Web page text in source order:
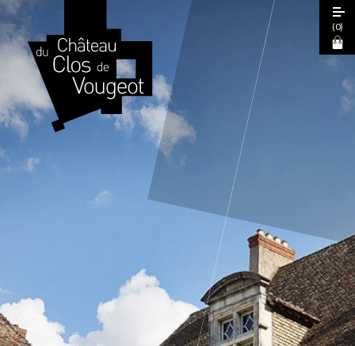
Journées Européennes du Patrimoine
Expérience Sensorielle Cœur de Climats
(0)